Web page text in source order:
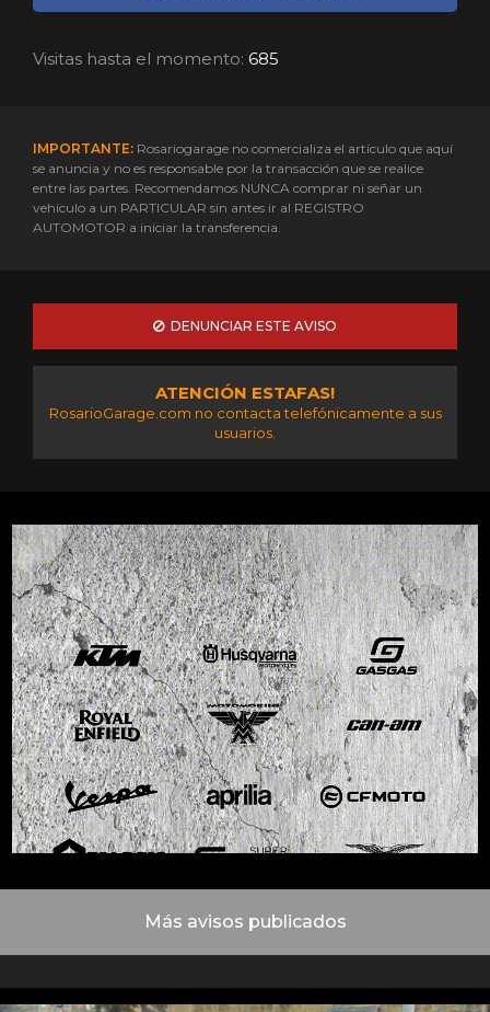
Visitas hasta el momento: 685
IMPORTANTE: Rosariogarage no comercializa el artículo que aquí
se anuncia y no es responsable por la transacción que se realice
entre las partes. Recomendamos NUNCA comprar ni señar un
vehículo a un PARTICULAR sin antes ir al REGISTRO
AUTOMOTOR a iniciar la transferencia.
DENUNCIAR ESTE AVISO
ATENCIÓN ESTAFAS!
RosarioGarage.com no contacta telefónicamente a sus
usuarios.
Más avisos publicados